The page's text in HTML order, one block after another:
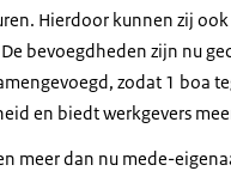
Hierdoor kunnen zij
bevoegdheden zijn nu
zodat 1 boa
en biedt werkgevers
meer dan nu mede-